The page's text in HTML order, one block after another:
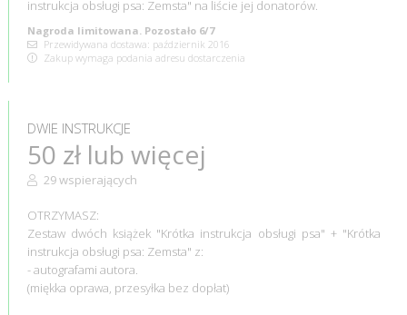
instrukcja obsługi psa: Zemsta" na liście jej donatorów.
Nagroda limitowana. Pozostało 6/7
Przewidywana dostawa: październik 2016
Zakup wymaga podania adresu dostarczenia
DWIE INSTRUKCJE
50 zł lub więcej
29 wspierających
OTRZYMASZ:
Zestaw dwóch książek "Krótka instrukcja obsługi psa" + "Krótka
instrukcja obsługi psa: Zemsta" z:
- autografami autora.
(miękka oprawa, przesyłka bez dopłat)